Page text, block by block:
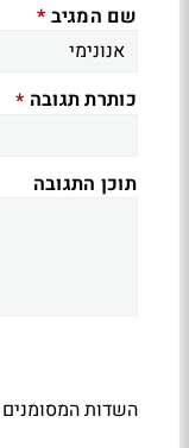
שם המגיב *
כותרת תגובה *
תוכן התגובה
השדות